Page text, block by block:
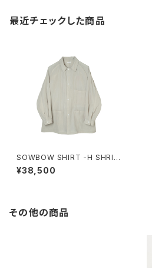
最近チェックした商品
SOWBOW SHIRT -H SHRIN
¥38,500
その他の商品